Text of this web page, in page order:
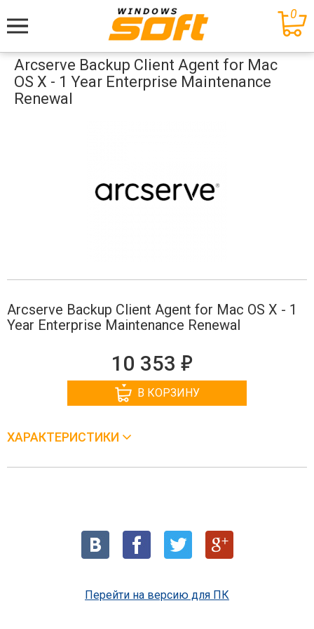
Меню
0
Arcserve Backup Client Agent for Mac
OS X - 1 Year Enterprise Maintenance
Renewal
Arcserve Backup Client Agent for Mac OS X - 1
Year Enterprise Maintenance Renewal
10 353 е
В КОРЗИНУ
ХАРАКТЕРИСТИКИ
Перейти на версию для ПК